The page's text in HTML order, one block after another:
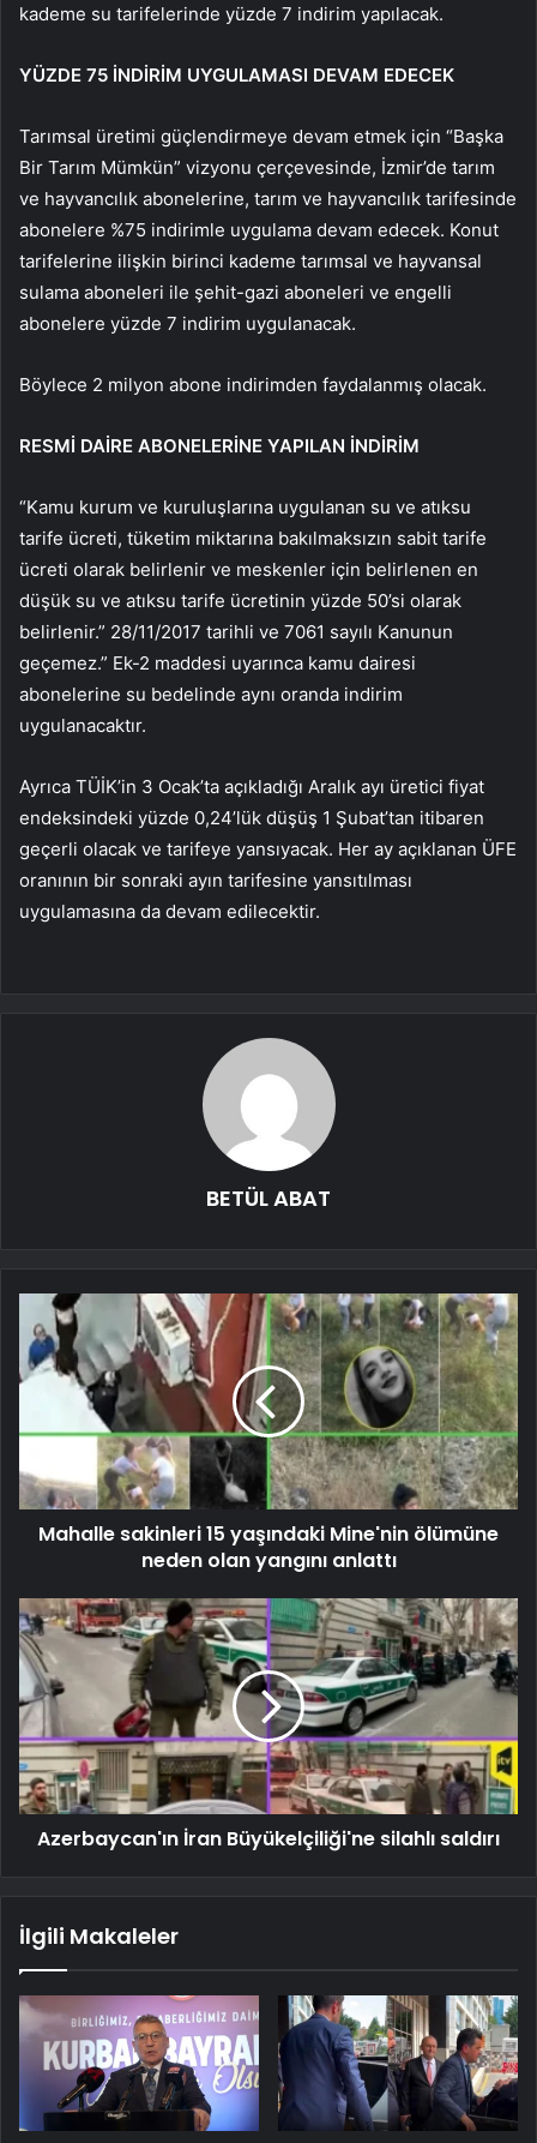
kademe su tarifelerinde yüzde 7 indirim yapılacak.
YÜZDE 75 İNDİRİM UYGULAMASI DEVAM EDECEK
Tarımsal üretimi güçlendirmeye devam etmek için “Başka
Bir Tarım Mümkün” vizyonu çerçevesinde, İzmir’de tarım
ve hayvancılık abonelerine, tarım ve hayvancılık tarifesinde
abonelere %75 indirimle uygulama devam edecek. Konut
tarifelerine ilişkin birinci kademe tarımsal ve hayvansal
sulama aboneleri ile şehit-gazi aboneleri ve engelli
abonelere yüzde 7 indirim uygulanacak.
Böylece 2 milyon abone indirimden faydalanmış olacak.
RESMİ DAİRE ABONELERİNE YAPILAN İNDİRİM
“Kamu kurum ve kuruluşlarına uygulanan su ve atıksu
tarife ücreti, tüketim miktarına bakılmaksızın sabit tarife
ücreti olarak belirlenir ve meskenler için belirlenen en
düşük su ve atıksu tarife ücretinin yüzde 50’si olarak
belirlenir.” 28/11/2017 tarihli ve 7061 sayılı Kanunun
geçemez.” Ek-2 maddesi uyarınca kamu dairesi
abonelerine su bedelinde aynı oranda indirim
uygulanacaktır.
Ayrıca TÜİK’in 3 Ocak’ta açıkladığı Aralık ayı üretici fiyat
endeksindeki yüzde 0,24’lük düşüş 1 Şubat’tan itibaren
geçerli olacak ve tarifeye yansıyacak. Her ay açıklanan ÜFE
oranının bir sonraki ayın tarifesine yansıtılması
uygulamasına da devam edilecektir.
BETÜL ABAT
Mahalle sakinleri 15 yaşındaki Mine'nin ölümüne
neden olan yangını anlattı
Azerbaycan'ın İran Büyükelçiliği'ne silahlı saldırı
İlgili Makaleler